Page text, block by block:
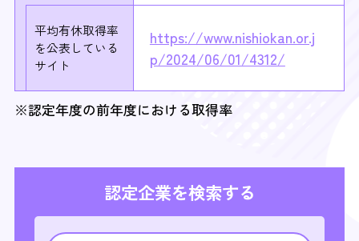
平均有休取得率
を公表している
サイト
https://www.nishiokan.or.j
p/2024/06/01/4312/
※認定年度の前年度における取得率
認定企業を検索する